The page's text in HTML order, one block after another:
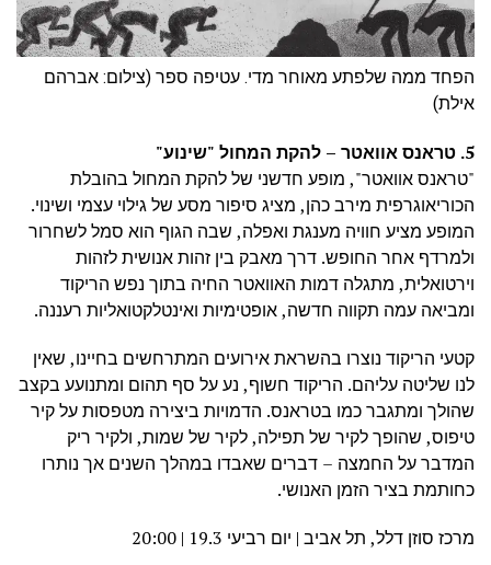
הפחד ממה שלפתע מאוחר מדי. עטיפה ספר (צילום: אברהם
אילת)
5. טראנס אוואטר – להקת המחול "שינוע"
"טראנס אוואטר", מופע חדשני של להקת המחול בהובלת
הכוריאוגרפית מירב כהן, מציג סיפור מסע של גילוי עצמי ושינוי.
המופע מציע חוויה מענגת ואפלה, שבה הגוף הוא סמל לשחרור
ולמרדף אחר החופש. דרך מאבק בין זהות אנושית לזהות
וירטואלית, מתגלה דמות האוואטר החיה בתוך נפש הריקוד
ומביאה עמה תקווה חדשה, אופטימיות ואינטלקטואליות רעננה.
קטעי הריקוד נוצרו בהשראת אירועים המתרחשים בחיינו, שאין
לנו שליטה עליהם. הריקוד חשוף, נע על סף תהום ומתנועע בקצב
שהולך ומתגבר כמו בטראנס. הדמויות ביצירה מטפסות על קיר
טיפוס, שהופך לקיר של תפילה, לקיר של שמות, ולקיר ריק
המדבר על החמצה – דברים שאבדו במהלך השנים אך נותרו
כחותמת בציר הזמן האנושי.
מרכז סוזן דלל, תל אביב | יום רביעי 19.3 | 20:00